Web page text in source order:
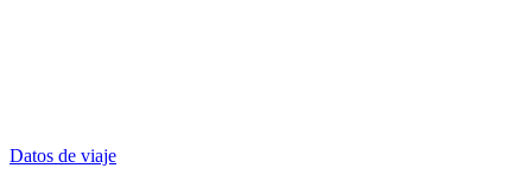
Datos de viaje